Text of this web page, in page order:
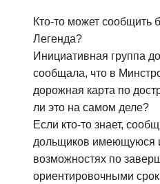
Кто-то может сообщить
Легенда?
Инициативная группа
сообщала, что в
дорожная карта по
ли это на самом деле?
Если кто-то знает,
дольщиков имеющуюся
возможностях по
ориентировочными